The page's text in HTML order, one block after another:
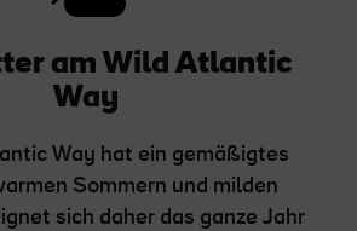
am Wild Atlantic
Way
Way hat ein gemäßigtes
Sommern und milden
sich daher das ganze Jahr